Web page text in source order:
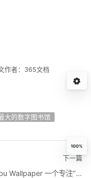
作者：365文档
大的数字图书馆
下一篇
Labubu Wallpaper 一个专注“Labubu”主题的壁纸资源网站。
100%